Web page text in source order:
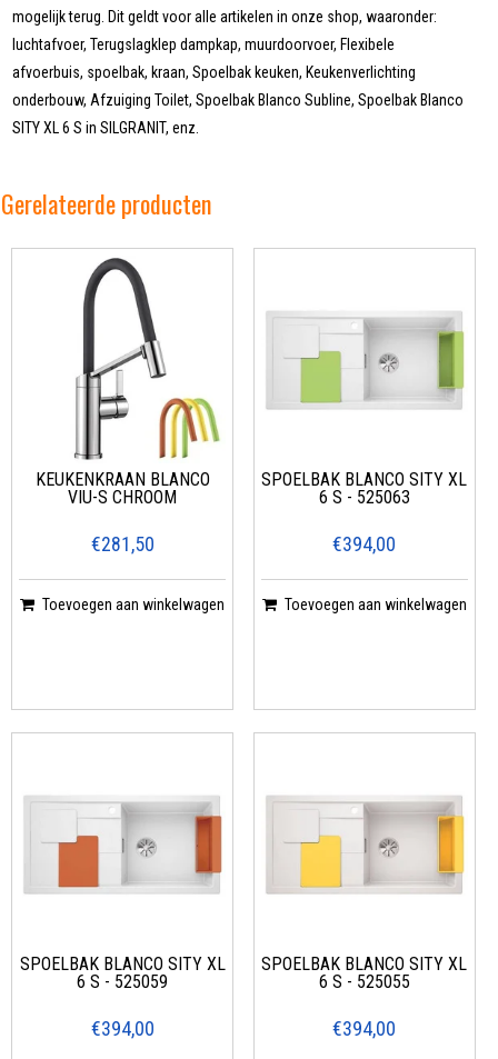
mogelijk terug. Dit geldt voor alle artikelen in onze shop, waaronder:
luchtafvoer, Terugslagklep dampkap, muurdoorvoer, Flexibele
afvoerbuis, spoelbak, kraan, Spoelbak keuken, Keukenverlichting
onderbouw, Afzuiging Toilet, Spoelbak Blanco Subline, Spoelbak Blanco
SITY XL 6 S in SILGRANIT, enz.
Gerelateerde producten
KEUKENKRAAN BLANCO
VIU-S CHROOM
€281,50
Toevoegen aan winkelwagen
SPOELBAK BLANCO SITY XL
6 S - 525063
€394,00
Toevoegen aan winkelwagen
SPOELBAK BLANCO SITY XL
6 S - 525059
€394,00
SPOELBAK BLANCO SITY XL
6 S - 525055
€394,00